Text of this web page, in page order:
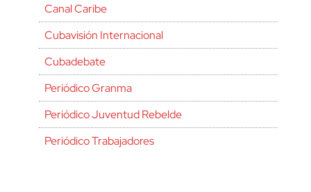
Canal Caribe
Cubavisión Internacional
Cubadebate
Periódico Granma
Periódico Juventud Rebelde
Periódico Trabajadores